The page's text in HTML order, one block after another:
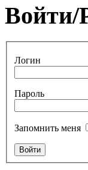
Войти/
Логин
Пароль
Запомнить меня